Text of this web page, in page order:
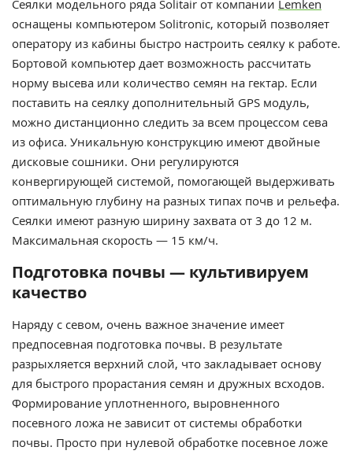
Сеялки модельного ряда Solitair от компании Lemken
оснащены компьютером Solitronic, который позволяет
оператору из кабины быстро настроить сеялку к работе.
Бортовой компьютер дает возможность рассчитать
норму высева или количество семян на гектар. Если
поставить на сеялку дополнительный GPS модуль,
можно дистанционно следить за всем процессом сева
из офиса. Уникальную конструкцию имеют двойные
дисковые сошники. Они регулируются
конвергирующей системой, помогающей выдерживать
оптимальную глубину на разных типах почв и рельефа.
Сеялки имеют разную ширину захвата от 3 до 12 м.
Максимальная скорость — 15 км/ч.
Подготовка почвы — культивируем
качество
Наряду с севом, очень важное значение имеет
предпосевная подготовка почвы. В результате
разрыхляется верхний слой, что закладывает основу
для быстрого прорастания семян и дружных всходов.
Формирование уплотненного, выровненного
посевного ложа не зависит от системы обработки
почвы. Просто при нулевой обработке посевное ложе